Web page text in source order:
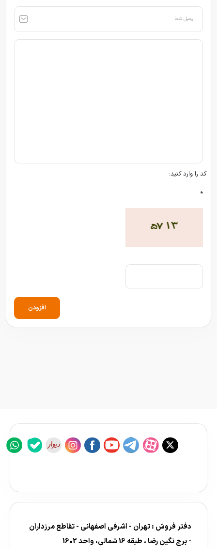
ایمیل شما
کد را وارد کنید:
*
افزودن
دفتر فروش : تهران - اشرفی اصفهانی - تقاطع مرزداران
- برج نگین رضا ، طبقه 16 شمالی، واحد 1602